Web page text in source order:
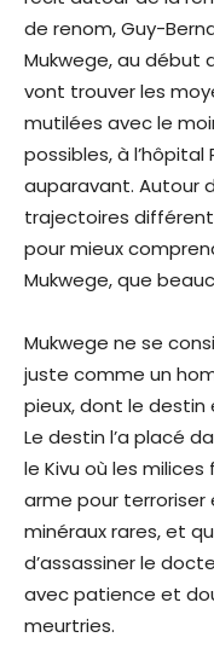
de renom, Guy-
Mukwege, au début
vont trouver les
mutilées avec le
possibles, à
auparavant. Autour
trajectoires
pour mieux
Mukwege, que
Mukwege ne se
juste comme un
pieux, dont le
Le destin l’a placé
le Kivu où les
arme pour
minéraux rares, et
d’assassiner le
avec patience et
meurtries.